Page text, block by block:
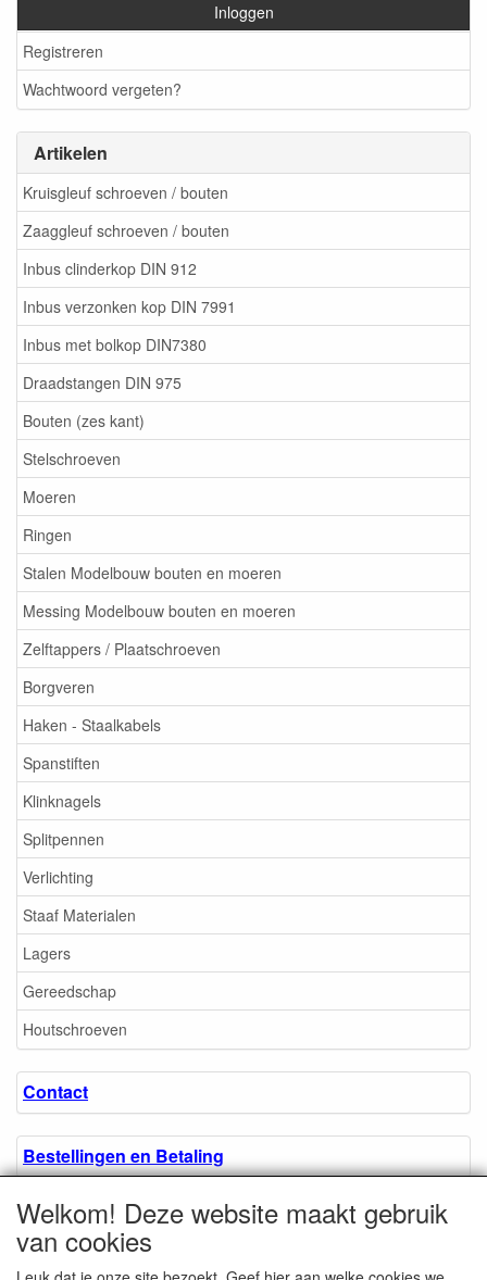
Inloggen
Registreren
Wachtwoord vergeten?
Artikelen
Kruisgleuf schroeven / bouten
Zaaggleuf schroeven / bouten
Inbus clinderkop DIN 912
Inbus verzonken kop DIN 7991
Inbus met bolkop DIN7380
Draadstangen DIN 975
Bouten (zes kant)
Stelschroeven
Moeren
Ringen
Stalen Modelbouw bouten en moeren
Messing Modelbouw bouten en moeren
Zelftappers / Plaatschroeven
Borgveren
Haken - Staalkabels
Spanstiften
Klinknagels
Splitpennen
Verlichting
Staaf Materialen
Lagers
Gereedschap
Houtschroeven
Contact
Bestellingen en Betaling
Algemene voorwaarden
Welkom! Deze website maakt gebruik
van cookies